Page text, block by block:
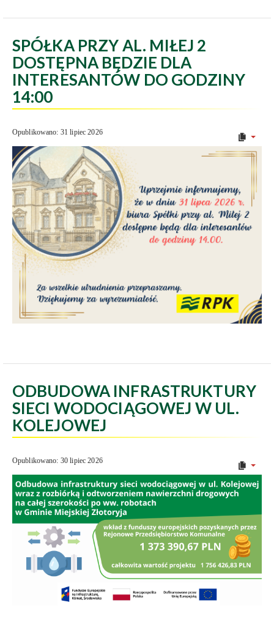
SPÓŁKA PRZY AL. MIŁEJ 2
DOSTĘPNA BĘDZIE DLA
INTERESANTÓW DO GODZINY
14:00
Opublikowano: 31 lipiec 2026
ODBUDOWA INFRASTRUKTURY
SIECI WODOCIĄGOWEJ W UL.
KOLEJOWEJ
Opublikowano: 30 lipiec 2026